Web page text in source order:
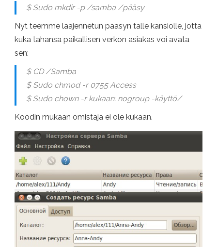
$ Sudo mkdir -p /samba /pääsy
Nyt teemme laajennetun pääsyn tälle kansiolle, jotta
kuka tahansa paikallisen verkon asiakas voi avata
sen:
$ CD /Samba
$ Sudo chmod -r 0755 Access
$ Sudo chown -r kukaan: nogroup -käyttö/
Koodin mukaan omistaja ei ole kukaan.